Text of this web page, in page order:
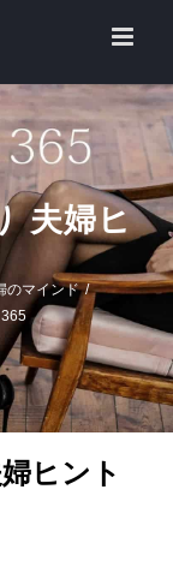
夫婦ヒ
のマインド /
ヒント